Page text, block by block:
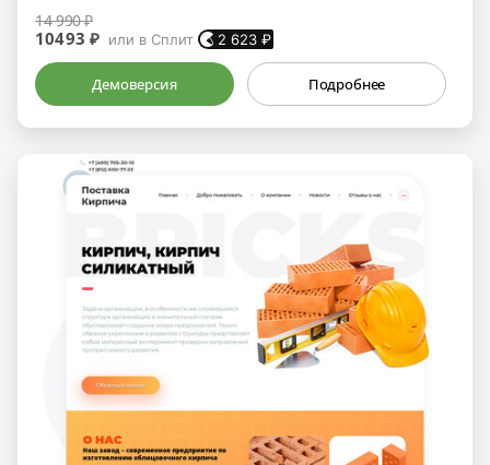
14 990 ₽
10493 ₽ или в Сплит 2 623 ₽
Демоверсия Подробнее